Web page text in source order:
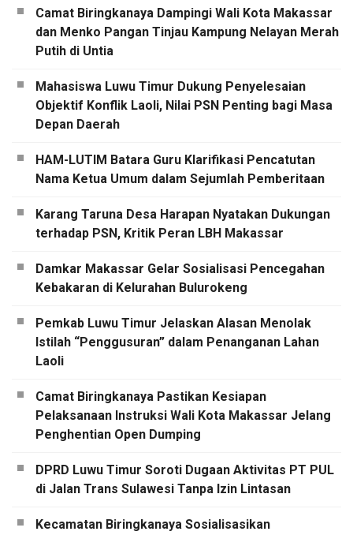
Camat Biringkanaya Dampingi Wali Kota Makassar
dan Menko Pangan Tinjau Kampung Nelayan Merah
Putih di Untia
Mahasiswa Luwu Timur Dukung Penyelesaian
Objektif Konflik Laoli, Nilai PSN Penting bagi Masa
Depan Daerah
HAM-LUTIM Batara Guru Klarifikasi Pencatutan
Nama Ketua Umum dalam Sejumlah Pemberitaan
Karang Taruna Desa Harapan Nyatakan Dukungan
terhadap PSN, Kritik Peran LBH Makassar
Damkar Makassar Gelar Sosialisasi Pencegahan
Kebakaran di Kelurahan Bulurokeng
Pemkab Luwu Timur Jelaskan Alasan Menolak
Istilah “Penggusuran” dalam Penanganan Lahan
Laoli
Camat Biringkanaya Pastikan Kesiapan
Pelaksanaan Instruksi Wali Kota Makassar Jelang
Penghentian Open Dumping
DPRD Luwu Timur Soroti Dugaan Aktivitas PT PUL
di Jalan Trans Sulawesi Tanpa Izin Lintasan
Kecamatan Biringkanaya Sosialisasikan